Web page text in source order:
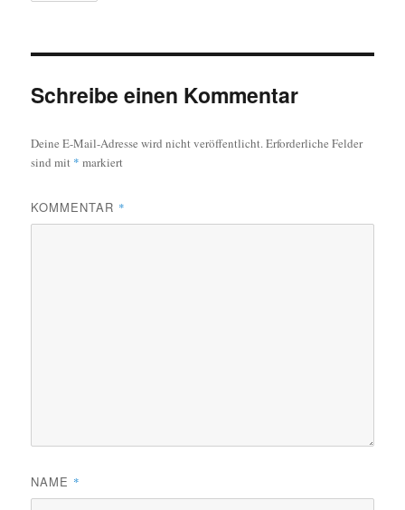
Schreibe einen Kommentar
Deine E-Mail-Adresse wird nicht veröffentlicht.Erforderliche Felder
sind mit * markiert
KOMMENTAR *
NAME *